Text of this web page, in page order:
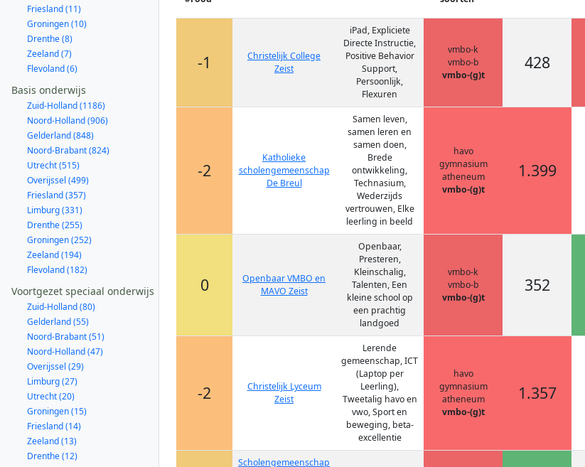
Friesland (11)
Groningen (10)
Drenthe (8)
Zeeland (7)
Flevoland (6)
Basis onderwijs
Zuid-Holland (1186)
Noord-Holland (906)
Gelderland (848)
Noord-Brabant (824)
Utrecht (515)
Overijssel (499)
Friesland (357)
Limburg (331)
Drenthe (255)
Groningen (252)
Zeeland (194)
Flevoland (182)
Voortgezet speciaal onderwijs
Zuid-Holland (80)
Gelderland (55)
Noord-Brabant (51)
Noord-Holland (47)
Overijssel (29)
Limburg (27)
Utrecht (20)
Groningen (15)
Friesland (14)
Zeeland (13)
Drenthe (12)
-1
Christelijk College
Zeist
iPad, Expliciete
Directe Instructie,
Positive Behavior
Support,
Persoonlijk,
Flexuren
vmbo-k
vmbo-b
vmbo-(g)t
428
-2
Katholieke
scholengemeenschap
De Breul
Samen leven,
samen leren en
samen doen,
Brede
ontwikkeling,
Technasium,
Wederzijds
vertrouwen, Elke
leerling in beeld
havo
gymnasium
atheneum
vmbo-(g)t
1.399
0
Openbaar VMBO en
MAVO Zeist
Openbaar,
Presteren,
Kleinschalig,
Talenten, Een
kleine school op
een prachtig
landgoed
vmbo-k
vmbo-b
vmbo-(g)t
352
-2
Christelijk Lyceum
Zeist
Lerende
gemeenschap, ICT
(Laptop per
Leerling),
Tweetalig havo en
vwo, Sport en
beweging, beta-
excellentie
havo
gymnasium
atheneum
vmbo-(g)t
1.357
Scholengemeenschap